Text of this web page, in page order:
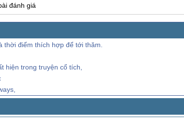
đánh giá
thời điểm thích hợp để tới thăm.
hiện trong truyện cổ tích,